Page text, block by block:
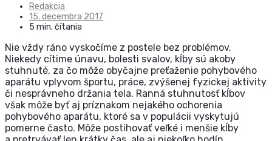
Redakcia
15. decembra 2017
5 min. čítania
Nie vždy ráno vyskočíme z postele bez problémov.
Niekedy cítime únavu, bolesti svalov, kĺby sú akoby
stuhnuté, za čo môže obyčajne preťaženie pohybového
aparátu vplyvom športu, práce, zvýšenej fyzickej aktivity
či nesprávneho držania tela. Ranná stuhnutosť kĺbov
však môže byť aj príznakom nejakého ochorenia
pohybového aparátu, ktoré sa v populácii vyskytujú
pomerne často. Môže postihovať veľké i menšie kĺby